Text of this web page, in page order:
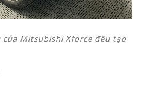
Mitsubishi Xforce đều tạo